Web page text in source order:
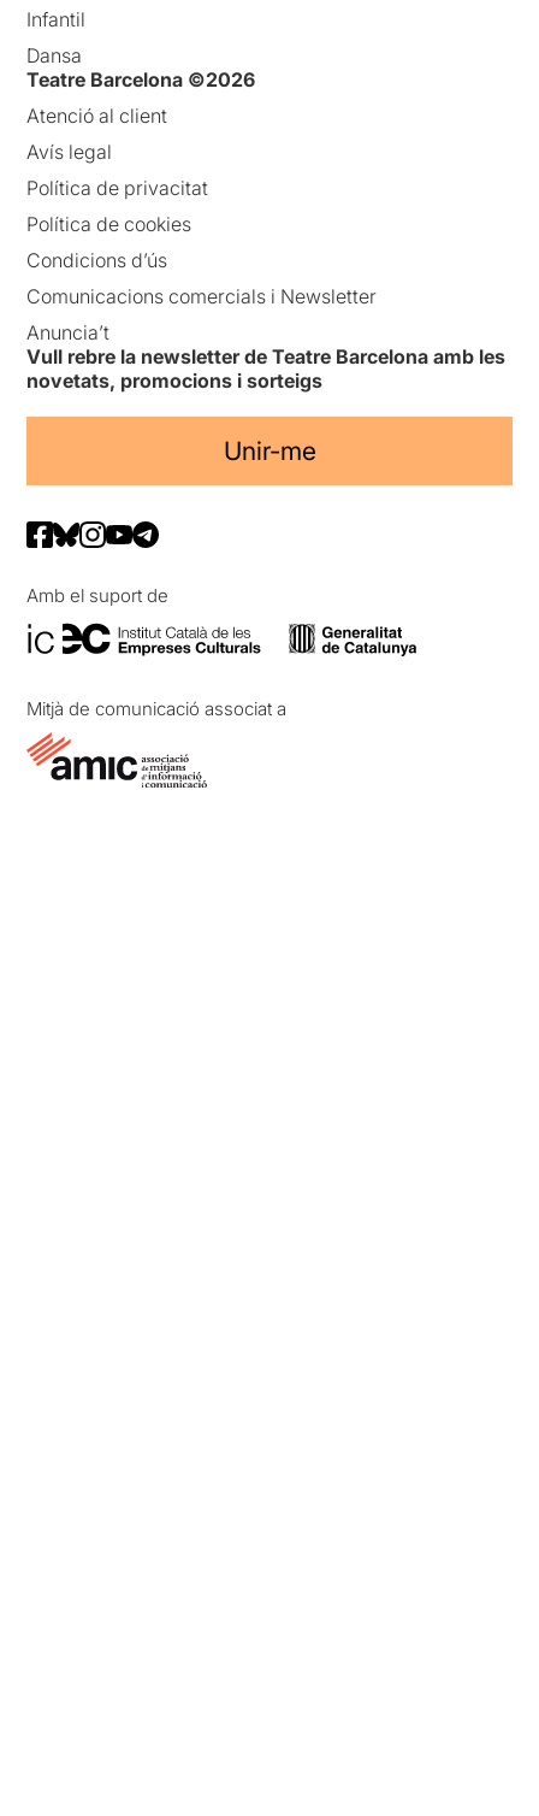
Infantil
Dansa
Teatre Barcelona ©2026
Atenció al client
Avís legal
Política de privacitat
Política de cookies
Condicions d’ús
Comunicacions comercials i Newsletter
Anuncia’t
Vull rebre la newsletter de Teatre Barcelona amb les
novetats, promocions i sorteigs
Unir-me
Amb el suport de
Mitjà de comunicació associat a